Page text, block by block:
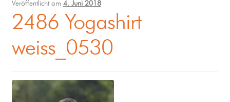
Coaching
Klangmassage
Veröffentlicht am 4. Juni 2018
2486 Yogashirt
weiss_0530